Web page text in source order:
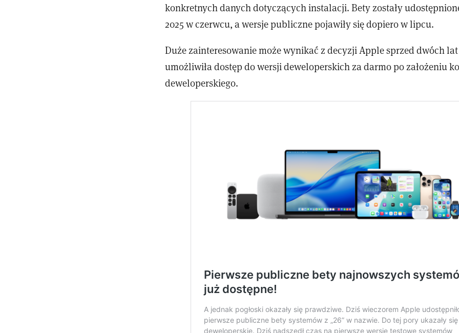
konkretnych danych dotyczących instalacji. Bety zostały
2025 w czerwcu, a wersje publiczne pojawiły się dopiero w lipcu.
Duże zainteresowanie może wynikać z decyzji Apple sprzed dwóch
umożliwiła dostęp do wersji deweloperskich za darmo po założeniu
deweloperskiego.